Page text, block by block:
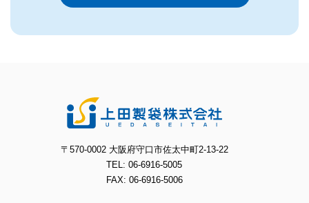
〒570-0002 大阪府守口市佐太中町2-13-22
TEL: 06-6916-5005
FAX: 06-6916-5006